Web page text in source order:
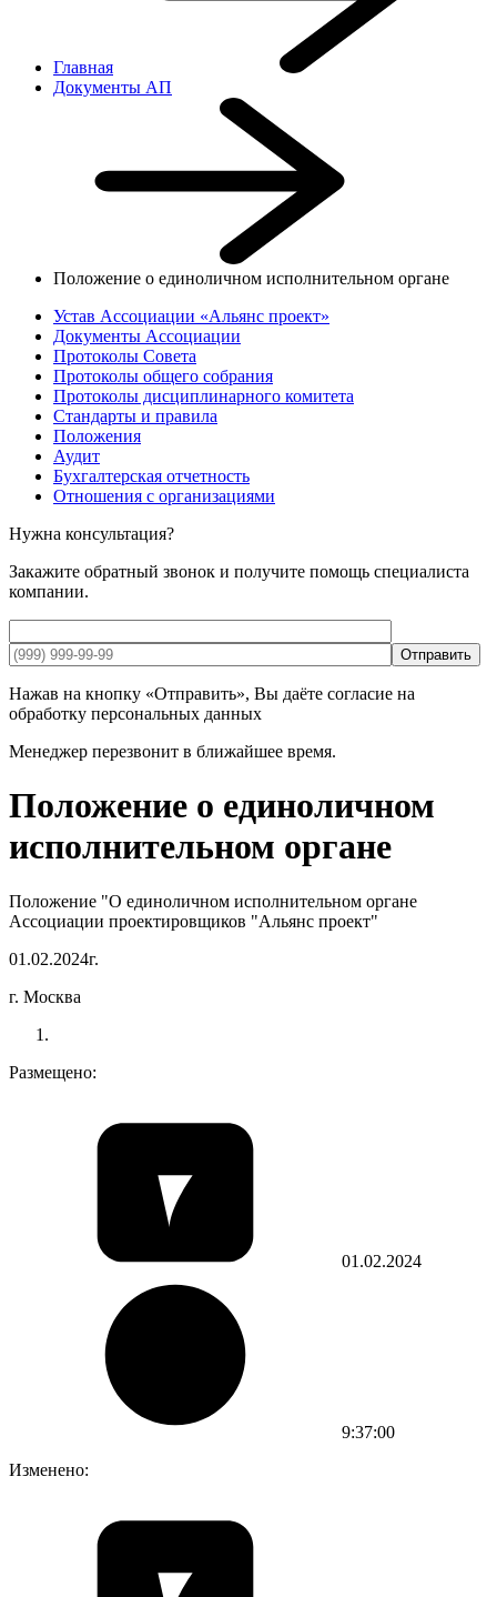
Главная
Документы АП
Положение о единоличном исполнительном органе
Устав Ассоциации «Альянс проект»
Документы Ассоциации
Протоколы Совета
Протоколы общего собрания
Протоколы дисциплинарного комитета
Стандарты и правила
Положения
Аудит
Бухгалтерская отчетность
Отношения с организациями
Нужна консультация?
Закажите обратный звонок и получите помощь специалиста
компании.
Отправить
Нажав на кнопку «Отправить», Вы даёте согласие на
обработку персональных данных
Менеджер перезвонит в ближайшее время.
Положение о единоличном
исполнительном органе
Положение "О единоличном исполнительном органе
Ассоциации проектировщиков "Альянс проект"
01.02.2024г.
г. Москва
Размещено:
01.02.2024
9:37:00
Изменено: